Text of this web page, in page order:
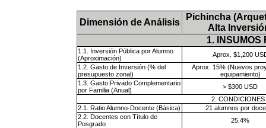
Dimensión de Análisis
Pichincha
Alta
1. INSUMOS
1.1. Inversión Pública por Alumno
(Aproximación)
Aprox. $1,200
1.2. Gasto de Inversión (% del
presupuesto zonal)
Aprox. 15% (Nuevos
equipamiento)
1.3. Gasto Privado Complementario
por Familia (Anual)
> $300 USD
2.
2.1. Ratio Alumno-Docente (Básica)
21 alumnos por
2.2. Docentes con Título de
Posgrado
25.4%